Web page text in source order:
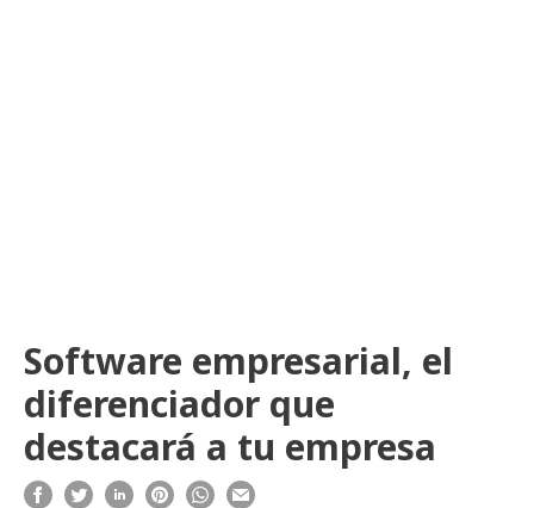
Software empresarial, el
diferenciador que
destacará a tu empresa